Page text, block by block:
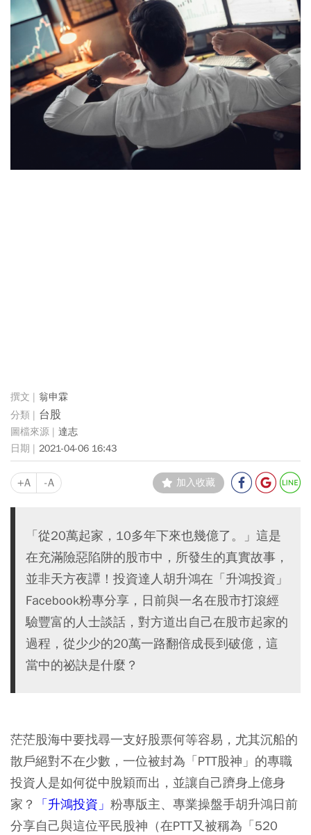
翁申霖
台股
達志
2021-04-06 16:43
+A -A 加入收藏
「從20萬起家，10多年下來也幾億了。」這是
在充滿險惡陷阱的股市中，所發生的真實故事，
並非天方夜譚！投資達人胡升鴻在「升鴻投資」
Facebook粉專分享，日前與一名在股市打滾經
驗豐富的人士談話，對方道出自己在股市起家的
過程，從少少的20萬一路翻倍成長到破億，這
當中的祕訣是什麼？
茫茫股海中要找尋一支好股票何等容易，尤其沉船的
散戶絕對不在少數，一位被封為「PTT股神」的專職
投資人是如何從中脫穎而出，並讓自己躋身上億身
家？
「升鴻投資」 粉專版主、專業操盤手胡升鴻日前
分享自己與這位平民股神（在PTT又被稱為「520